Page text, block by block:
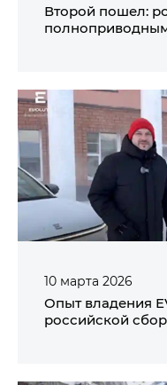
Второй пошел:
10 марта 2026
Опыт владения
российской